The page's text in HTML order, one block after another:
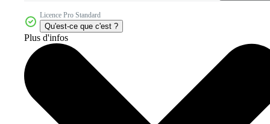
Licence Pro Standard
Qu'est-ce que c'est ?
Plus d'infos